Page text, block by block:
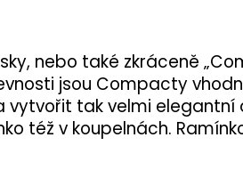
nebo také zkráceně
jsou Compacty
vytvořit tak velmi elegantní
též v koupelnách.